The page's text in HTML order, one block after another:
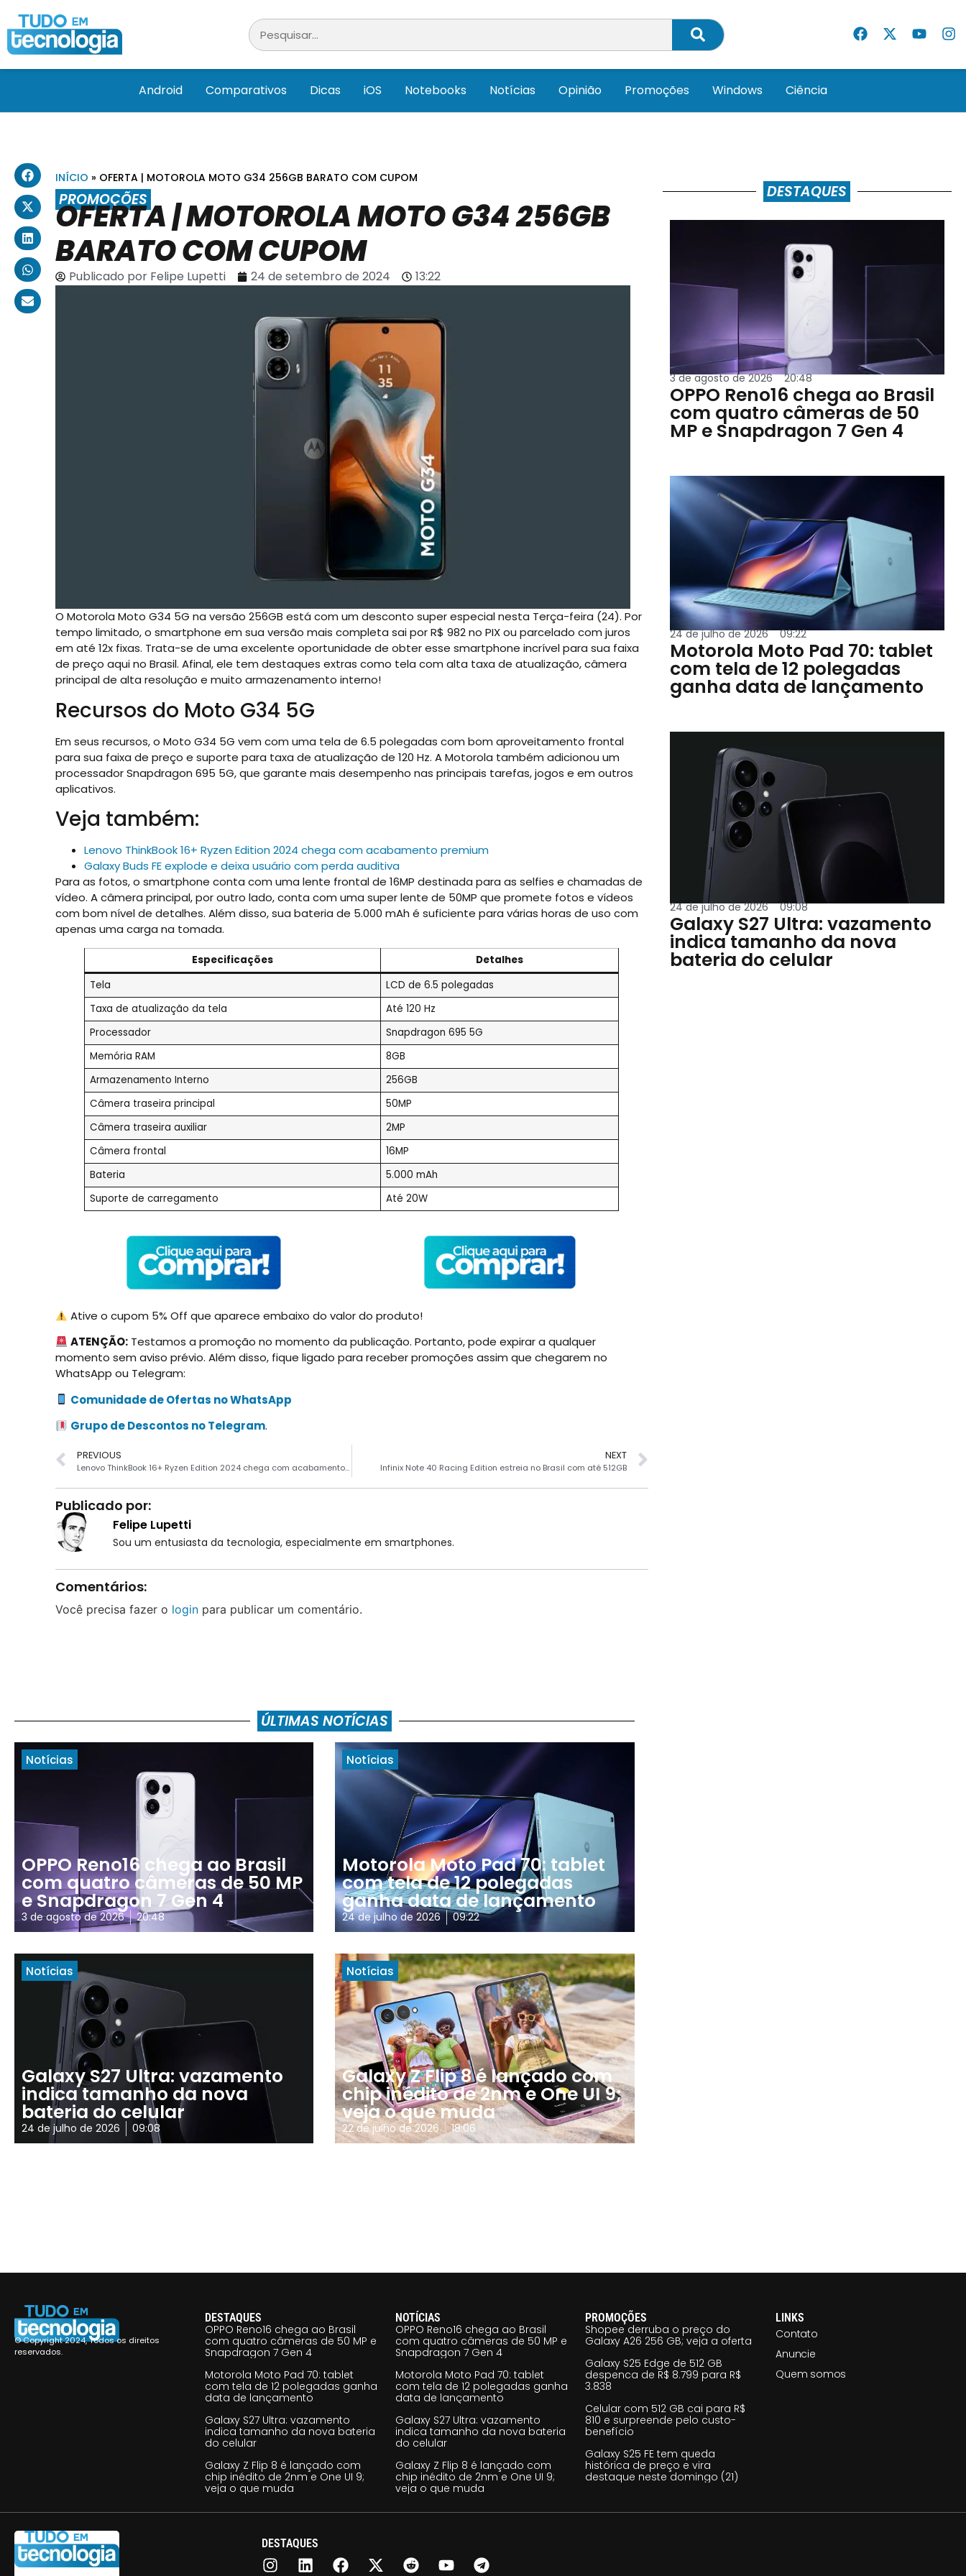
Android Comparativos Dicas iOS Notebooks Notícias Opinião Promoções Windows Ciência
INÍCIO » OFERTA | MOTOROLA MOTO G34 256GB BARATO COM CUPOM
PROMOÇÕES
OFERTA | MOTOROLA MOTO G34 256GB
BARATO COM CUPOM
Publicado porFelipe Lupetti 24 de setembro de 2024 13:22
O Motorola Moto G34 5G na versão 256GB está com um desconto super especial nesta Terça-feira (24). Por
tempo limitado, o smartphone em sua versão mais completa sai por R$ 982 no PIX ou parcelado com juros
em até 12x fixas. Trata-se de uma excelente oportunidade de obter esse smartphone incrível para sua faixa
de preço aqui no Brasil. Afinal, ele tem destaques extras como tela com alta taxa de atualização, câmera
principal de alta resolução e muito armazenamento interno!
Recursos do Moto G34 5G
Em seus recursos, o Moto G34 5G vem com uma tela de 6.5 polegadas com bom aproveitamento frontal
para sua faixa de preço e suporte para taxa de atualização de 120 Hz. A Motorola também adicionou um
processador Snapdragon 695 5G, que garante mais desempenho nas principais tarefas, jogos e em outros
aplicativos.
Veja também:
Lenovo ThinkBook 16+ Ryzen Edition 2024 chega com acabamento premium
Galaxy Buds FE explode e deixa usuário com perda auditiva
Para as fotos, o smartphone conta com uma lente frontal de 16MP destinada para as selfies e chamadas de
vídeo. A câmera principal, por outro lado, conta com uma super lente de 50MP que promete fotos e vídeos
com bom nível de detalhes. Além disso, sua bateria de 5.000 mAh é suficiente para várias horas de uso com
apenas uma carga na tomada.
Especificações
Detalhes
Tela
LCD de 6.5 polegadas
Taxa de atualização da tela
Até 120 Hz
Processador
Snapdragon 695 5G
Memória RAM
8GB
Armazenamento Interno
256GB
Câmera traseira principal
50MP
Câmera traseira auxiliar
2MP
Câmera frontal
16MP
Bateria
5.000 mAh
Suporte de carregamento
Até 20W
Ative o cupom 5% Off que aparece embaixo do valor do produto!
ATENÇÃO: Testamos a promoção no momento da publicação. Portanto, pode expirar a qualquer
momento sem aviso prévio. Além disso, fique ligado para receber promoções assim que chegarem no
WhatsApp ou Telegram:
Comunidade de Ofertas no WhatsApp
Grupo de Descontos no Telegram.
PREVIOUS
Lenovo ThinkBook 16+ Ryzen Edition 2024 chega com acabamento premium
NEXT
Infinix Note 40 Racing Edition estreia no Brasil com até 512GB
Publicado por:
Felipe Lupetti
Sou um entusiasta da tecnologia, especialmente em smartphones.
Comentários:
Você precisa fazer o loginpara publicar um comentário.
DESTAQUES
3 de agosto de 2026 20:48
OPPO Reno16 chega ao Brasil
com quatro câmeras de 50
MP e Snapdragon 7 Gen 4
24 de julho de 2026 09:22
Motorola Moto Pad 70: tablet
com tela de 12 polegadas
ganha data de lançamento
24 de julho de 2026 09:08
Galaxy S27 Ultra: vazamento
indica tamanho da nova
bateria do celular
ÚLTIMAS NOTÍCIAS
Notícias
OPPO Reno16 chega ao Brasil
com quatro câmeras de 50 MP
e Snapdragon 7 Gen 4
3 de agosto de 2026 20:48
Notícias
Motorola Moto Pad 70: tablet
com tela de 12 polegadas
ganha data de lançamento
24 de julho de 2026 09:22
Notícias
Galaxy S27 Ultra: vazamento
indica tamanho da nova
bateria do celular
24 de julho de 2026 09:08
Notícias
Galaxy Z Flip 8 é lançado com
chip inédito de 2nm e One UI 9;
veja o que muda
22 de julho de 2026 18:06
© Copyright 2024, Todos os direitos
reservados.
DESTAQUES
OPPO Reno16 chega ao Brasil
com quatro câmeras de 50 MP e
Snapdragon 7 Gen 4
Motorola Moto Pad 70: tablet
com tela de 12 polegadas ganha
data de lançamento
Galaxy S27 Ultra: vazamento
indica tamanho da nova bateria
do celular
Galaxy Z Flip 8 é lançado com
chip inédito de 2nm e One UI 9;
veja o que muda
NOTÍCIAS
OPPO Reno16 chega ao Brasil
com quatro câmeras de 50 MP e
Snapdragon 7 Gen 4
Motorola Moto Pad 70: tablet
com tela de 12 polegadas ganha
data de lançamento
Galaxy S27 Ultra: vazamento
indica tamanho da nova bateria
do celular
Galaxy Z Flip 8 é lançado com
chip inédito de 2nm e One UI 9;
veja o que muda
PROMOÇÕES
Shopee derruba o preço do
Galaxy A26 256 GB; veja a oferta
Galaxy S25 Edge de 512 GB
despenca de R$ 8.799 para R$
3.838
Celular com 512 GB cai para R$
810 e surpreende pelo custo-
benefício
Galaxy S25 FE tem queda
histórica de preço e vira
destaque neste domingo (21)
LINKS
Contato
Anuncie
Quem somos
DESTAQUES